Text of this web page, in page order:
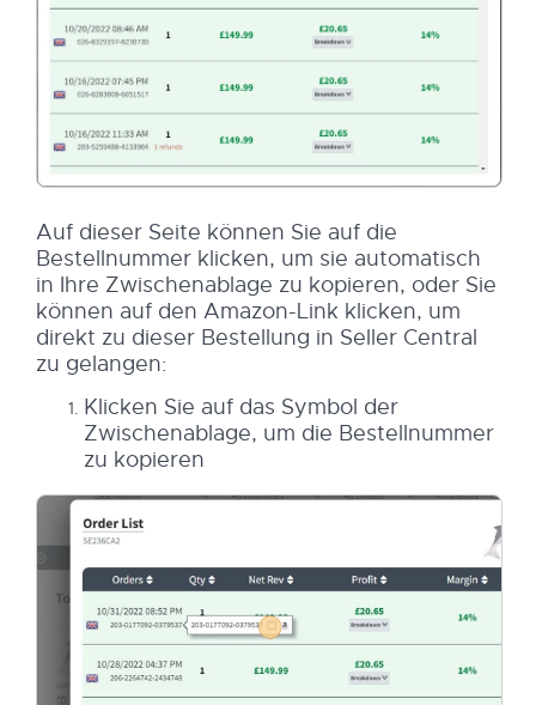
Auf dieser Seite können Sie auf die
Bestellnummer klicken, um sie automatisch
in Ihre Zwischenablage zu kopieren, oder Sie
können auf den Amazon-Link klicken, um
direkt zu dieser Bestellung in Seller Central
zu gelangen:
Klicken Sie auf das Symbol der
Zwischenablage, um die Bestellnummer
zu kopieren